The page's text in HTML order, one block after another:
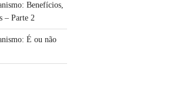
Benefícios,
– Parte 2
É ou não